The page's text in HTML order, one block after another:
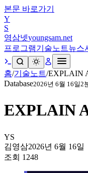
본문 바로가기
Y
S
영삼넷youngsam.net
프로그램기술노트뉴스
홈/기술노트/EXPLAIN
Database2026년 6월 16일2
EXPLAIN
YS
김영삼2026년 6월 16일
조회 1248